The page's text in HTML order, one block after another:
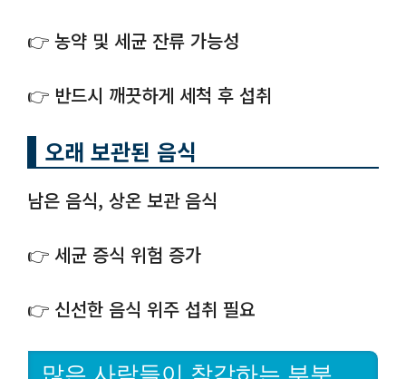
👉 농약 및 세균 잔류 가능성
👉 반드시 깨끗하게 세척 후 섭취
오래 보관된 음식
남은 음식, 상온 보관 음식
👉 세균 증식 위험 증가
👉 신선한 음식 위주 섭취 필요
많은 사람들이 착각하는 부분